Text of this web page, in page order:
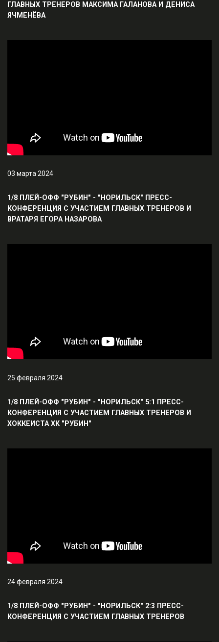
ГЛАВНЫХ ТРЕНЕРОВ МАКСИМА ГАЛАНОВА И ДЕНИСА
ЯЧМЕНЁВА
03 марта 2024
1/8 ПЛЕЙ-ОФФ "РУБИН" - "НОРИЛЬСК" ПРЕСС-
КОНФЕРЕНЦИЯ С УЧАСТИЕМ ГЛАВНЫХ ТРЕНЕРОВ И
ВРАТАРЯ ЕГОРА НАЗАРОВА
25 февраля 2024
1/8 ПЛЕЙ-ОФФ "РУБИН" - "НОРИЛЬСК" 5:1 ПРЕСС-
КОНФЕРЕНЦИЯ С УЧАСТИЕМ ГЛАВНЫХ ТРЕНЕРОВ И
ХОККЕИСТА ХК "РУБИН"
24 февраля 2024
1/8 ПЛЕЙ-ОФФ "РУБИН" - "НОРИЛЬСК" 2:3 ПРЕСС-
КОНФЕРЕНЦИЯ С УЧАСТИЕМ ГЛАВНЫХ ТРЕНЕРОВ